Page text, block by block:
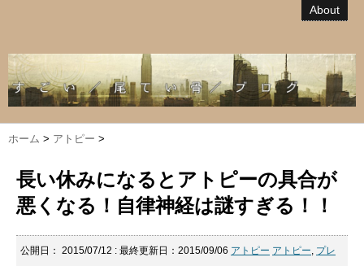
About
ホーム > アトピー >
長い休みになるとアトピーの具合が
悪くなる！自律神経は謎すぎる！！
公開日： 2015/07/12 : 最終更新日：2015/09/06 アトピー アトピー, プレ